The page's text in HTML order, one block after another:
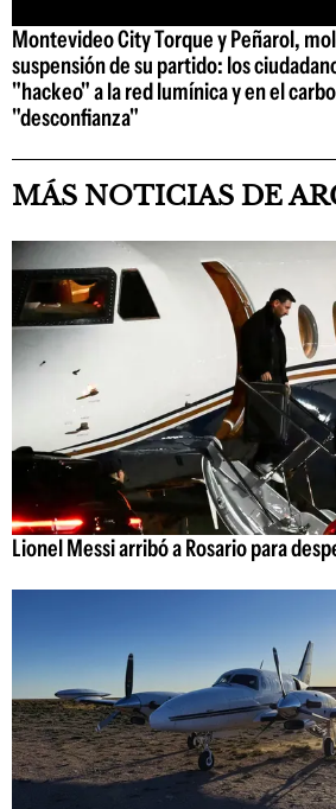
Montevideo City Torque y Peñarol,
suspensión de su partido: los
"hackeo" a la red lumínica y en el
"desconfianza"
MÁS NOTICIAS DE
Lionel Messi arribó a Rosario para